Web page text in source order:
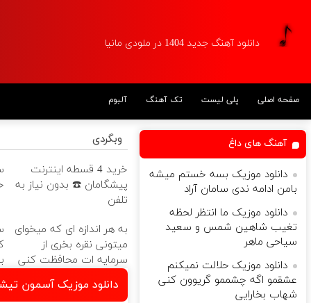
دانلود آهنگ جدید 1404 در ملودی مانیا
صفحه اصلی پلی لیست تک آهنگ آلبوم
وبگردی
خرید 4 قسطه اینترنت
پیشگامان ☎️ بدون نیاز به
تلفن
به هر اندازه ای که میخوای
میتونی نقره بخری از
سرمایه ات محافظت کنی
دانلود موزیک آسمون
آهنگ های داغ
دانلود موزیک بسه خستم میشه
بامن ادامه ندی سامان آراد
دانلود موزیک ما انتظر لحظه
تغیب شاهین شمس و سعید
سیاحی ماهر
دانلود موزیک حلالت نمیکنم
عشقمو اگه چشممو گریوون کنی
شهاب بخارایی